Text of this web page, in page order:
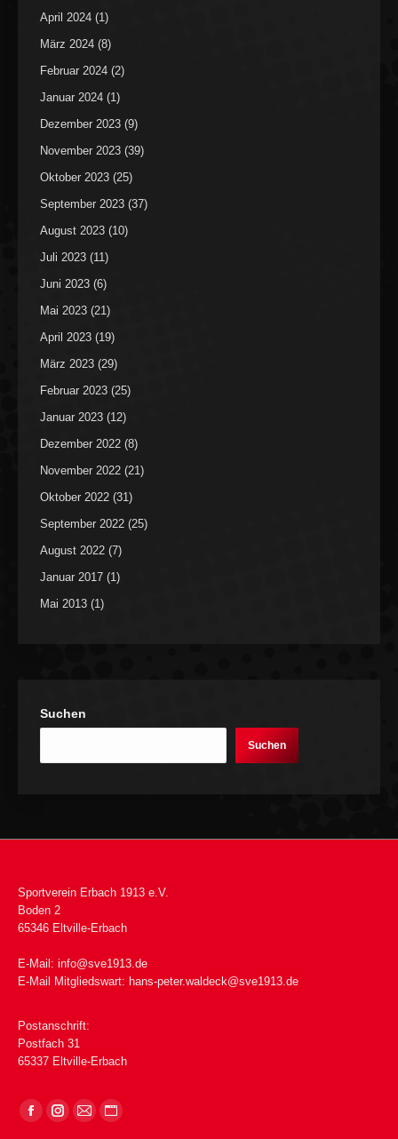
April 2024 (1)
März 2024 (8)
Februar 2024 (2)
Januar 2024 (1)
Dezember 2023 (9)
November 2023 (39)
Oktober 2023 (25)
September 2023 (37)
August 2023 (10)
Juli 2023 (11)
Juni 2023 (6)
Mai 2023 (21)
April 2023 (19)
März 2023 (29)
Februar 2023 (25)
Januar 2023 (12)
Dezember 2022 (8)
November 2022 (21)
Oktober 2022 (31)
September 2022 (25)
August 2022 (7)
Januar 2017 (1)
Mai 2013 (1)
Suchen
Suchen
Sportverein Erbach 1913 e.V.
Boden 2
65346 Eltville-Erbach
E-Mail: info@sve1913.de
E-Mail Mitgliedswart: hans-peter.waldeck@sve1913.de
Postanschrift:
Postfach 31
65337 Eltville-Erbach
Finden Sie uns auf: